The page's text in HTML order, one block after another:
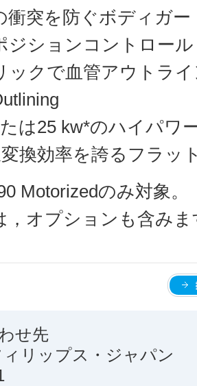
衝突を防ぐボディガ
ジションコントロール
ックで血管アウトラ
たは25 kw*のハイパワ
変換効率を誇るフラッ
Motorizedのみ対象。
オプションも含みま
せ先
リップス・ジャパン